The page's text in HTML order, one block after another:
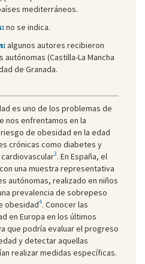
mediterráneos.
no se indica.
algunos autores recibieron
(Castilla-La Mancha
de Granada.
es uno de los problemas de
nos enfrentamos en la
de obesidad en la edad
crónicas como diabetes y
3. En España, el
una muestra representativa
autónomas, realizado en niños
prevalencia de sobrepeso
obesidad4. Conocer las
en Europa en los últimos
que podría evaluar el progreso
y detectar aquellas
realizar medidas específicas.